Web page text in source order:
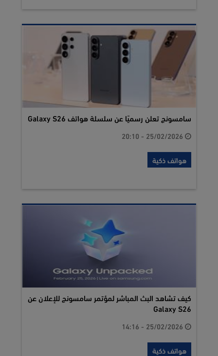
سامسونج تعلن رسميًا عن سلسلة هواتف Galaxy S26
هواتف ذكية
كيف تشاهد البث المباشر لمؤتمر سامسونج للإعلان عن
Galaxy S26
هواتف ذكية